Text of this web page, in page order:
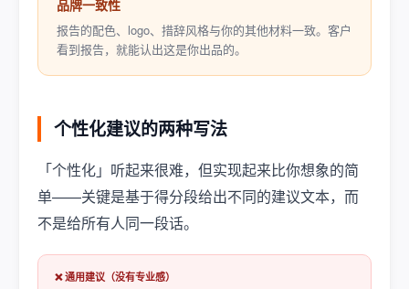
品牌一致性
报告的配色、logo、措辞风格与你的其他材料一致。客户
看到报告，就能认出这是你出品的。
个性化建议的两种写法
「个性化」听起来很难，但实现起来比你想象的简
单——关键是基于得分段给出不同的建议文本，而
不是给所有人同一段话。
❌ 通用建议（没有专业感）